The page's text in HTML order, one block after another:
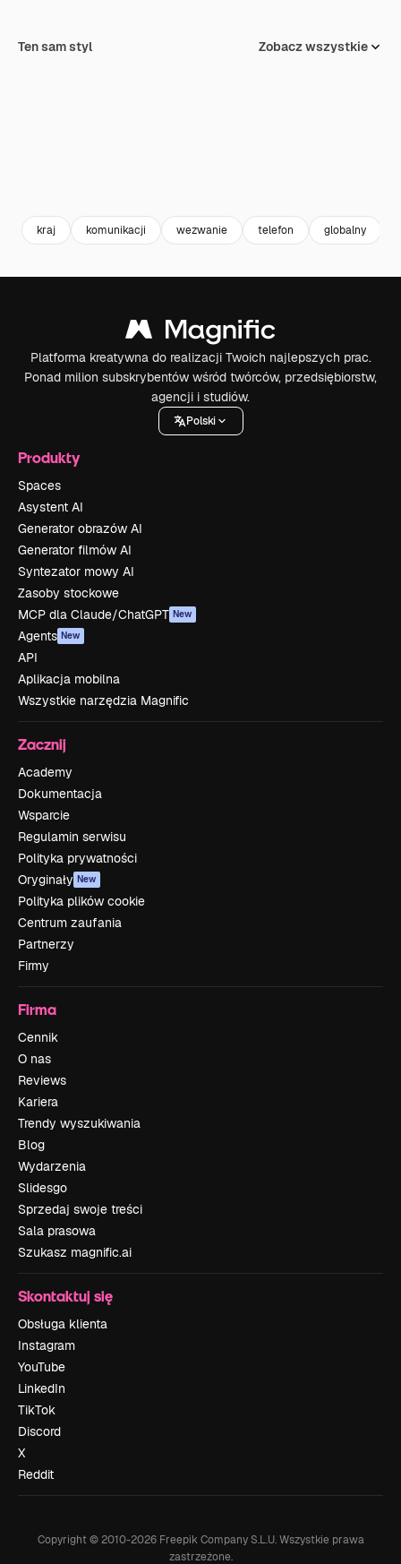
Ten sam styl Zobacz wszystkie
kraj komunikacji wezwanie telefon globalny
Platforma kreatywna do realizacji Twoich najlepszych prac.
Ponad milion subskrybentów wśród twórców, przedsiębiorstw,
agencji i studiów.
Polski
Produkty
Spaces
Asystent AI
Generator obrazów AI
Generator filmów AI
Syntezator mowy AI
Zasoby stockowe
MCP dla Claude/ChatGPT New
Agents New
API
Aplikacja mobilna
Wszystkie narzędzia Magnific
Zacznij
Academy
Dokumentacja
Wsparcie
Regulamin serwisu
Polityka prywatności
Oryginały New
Polityka plików cookie
Centrum zaufania
Partnerzy
Firmy
Firma
Cennik
O nas
Reviews
Kariera
Trendy wyszukiwania
Blog
Wydarzenia
Slidesgo
Sprzedaj swoje treści
Sala prasowa
Szukasz magnific.ai
Skontaktuj się
Obsługa klienta
Instagram
YouTube
LinkedIn
TikTok
Discord
X
Reddit
Copyright © 2010-2026Freepik Company S.L.U. Wszystkie prawa
zastrzeżone.